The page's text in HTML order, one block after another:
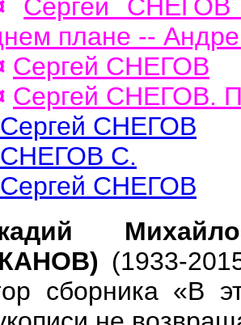
Сергей СНЕГОВ
плане --
Сергей СНЕГОВ
Сергей СНЕГОВ.
Сергей СНЕГОВ
СНЕГОВ С.
Сергей СНЕГОВ
(1933-
сборника «В